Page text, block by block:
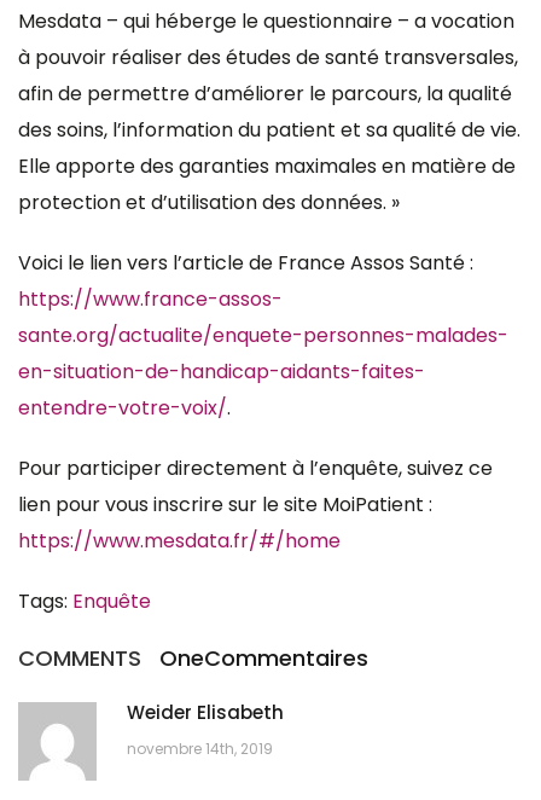
Mesdata – qui héberge le questionnaire – a vocation
à pouvoir réaliser des études de santé transversales,
afin de permettre d’améliorer le parcours, la qualité
des soins, l’information du patient et sa qualité de vie.
Elle apporte des garanties maximales en matière de
protection et d’utilisation des données. »
Voici le lien vers l’article de France Assos Santé :
https://www.france-assos-
sante.org/actualite/enquete-personnes-malades-
en-situation-de-handicap-aidants-faites-
entendre-votre-voix/.
Pour participer directement à l’enquête, suivez ce
lien pour vous inscrire sur le site MoiPatient :
https://www.mesdata.fr/#/home
Tags: Enquête
COMMENTS OneCommentaires
Weider Elisabeth
novembre 14th, 2019